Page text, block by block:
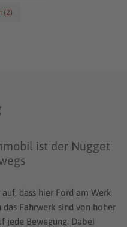
Die Straßenlage der
drastisch – so macht
(2)
ist der Nugget
dass hier Ford am Werk
Fahrwerk sind von hoher
jede Bewegung. Dabei